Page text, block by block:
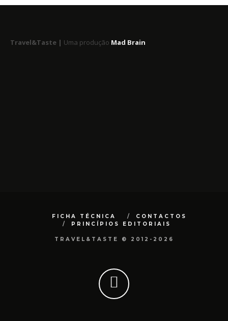
Travel&Taste | Uma produção Mad Brain
FICHA TÉCNICA
CONTACTOS
PRINCÍPIOS EDITORIAIS
TRAVEL&TASTE © 2012-2026